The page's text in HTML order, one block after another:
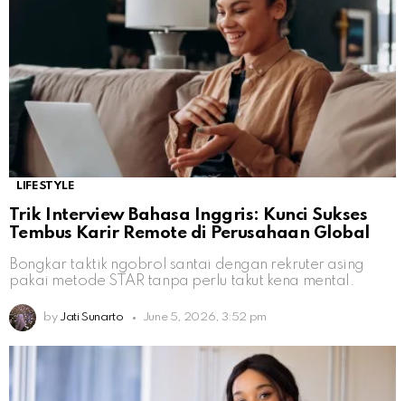
LIFESTYLE
Trik Interview Bahasa Inggris: Kunci Sukses
Tembus Karir Remote di Perusahaan Global
Bongkar taktik ngobrol santai dengan rekruter asing
pakai metode STAR tanpa perlu takut kena mental.
by Jati Sunarto June 5, 2026, 3:52 pm